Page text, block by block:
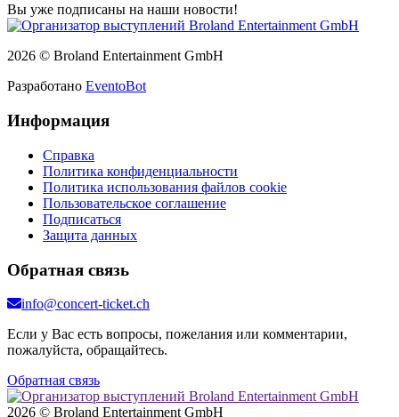
Вы уже подписаны на наши новости!
2026 © Broland Entertainment GmbH
Разработано EventoBot
Информация
Справка
Политика конфиденциальности
Политика использования файлов cookie
Пользовательское соглашение
Подписаться
Защита данных
Обратная связь
info@concert-ticket.ch
Если у Вас есть вопросы, пожелания или комментарии,
пожалуйста, обращайтесь.
Обратная связь
2026 © Broland Entertainment GmbH